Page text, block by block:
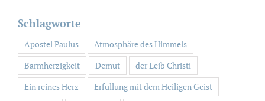
Schlagworte
Apostel Paulus
Atmosphäre des Himmels
Barmherzigkeit
Demut
der Leib Christi
Ein reines Herz
Erfüllung mit dem Heiligen Geist